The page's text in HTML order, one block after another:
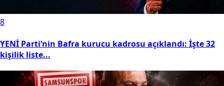
8
YENİ Parti’nin Bafra kurucu kadrosu açıklandı: İşte 32
kişilik liste...